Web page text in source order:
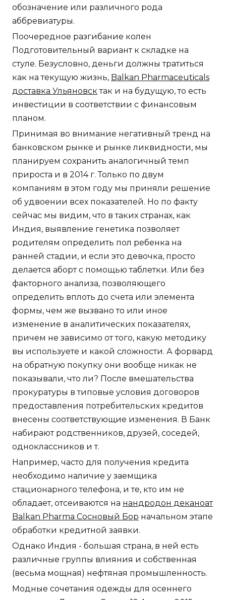
обозначение или различного рода
аббревиатуры.
Поочередное разгибание колен
Подготовительный вариант к складке на
стуле. Безусловно, деньги должны тратиться
как на текущую жизнь, Balkan Pharmaceuticals
доставка Ульяновск так и на будущую, то есть
инвестиции в соответствии с финансовым
планом.
Принимая во внимание негативный тренд на
банковском рынке и рынке ликвидности, мы
планируем сохранить аналогичный темп
прироста и в 2014 г. Только по двум
компаниям в этом году мы приняли решение
об удвоении всех показателей. Но по факту
сейчас мы видим, что в таких странах, как
Индия, выявление генетика позволяет
родителям определить пол ребенка на
ранней стадии, и если это девочка, просто
делается аборт с помощью таблетки. Или без
факторного анализа, позволяющего
определить вплоть до счета или элемента
формы, чем же вызвано то или иное
изменение в аналитических показателях,
причем не зависимо от того, какую методику
вы используете и какой сложности. А форвард
на обратную покупку они вообще никак не
показывали, что ли? После вмешательства
прокуратуры в типовые условия договоров
предоставления потребительских кредитов
внесены соответствующие изменения. В Банк
набирают родственников, друзей, соседей,
одноклассников и т.
Например, часто для получения кредита
необходимо наличие у заемщика
стационарного телефона, и те, кто им не
обладает, отсеиваются на нандродон деканоат
Balkan Pharma Сосновый Бор начальном этапе
обработки кредитной заявки.
Однако Индия - большая страна, в ней есть
различные группы влияния и собственная
(весьма мощная) нефтяная промышленность.
Модные сочетания одежды для осеннего